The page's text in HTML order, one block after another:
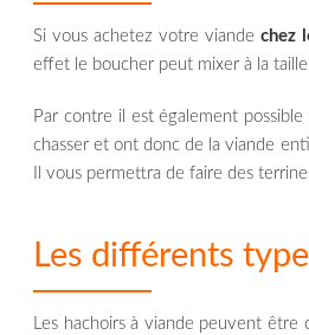
Si vous achetez votre viandechez
effet le boucher peut mixer à la
Par contre il est également
chasser et ont donc de la viande
Il vous permettra de faire des
Les différents
Les hachoirs à viande peuvent